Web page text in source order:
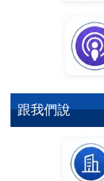
跟我們說